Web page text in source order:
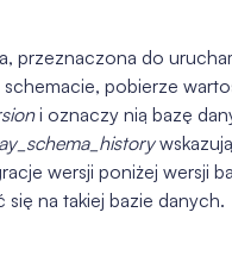
przeznaczona do
schemacie, pobierze
i oznaczy nią bazę
wersji poniżej wersji
się na takiej bazie danych.